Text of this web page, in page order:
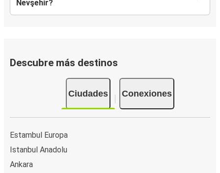
Nevşehir?
Descubre más destinos
Ciudades Conexiones
Estambul Europa
Istanbul Anadolu
Ankara